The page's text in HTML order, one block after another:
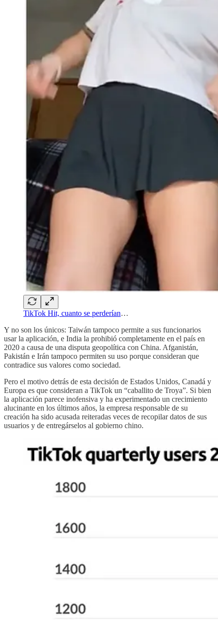
TikTok Hit, cuanto se perderían…
Y no son los únicos: Taiwán tampoco permite a sus funcionarios
usar la aplicación, e India la prohibió completamente en el país en
2020 a causa de una disputa geopolítica con China. Afganistán,
Pakistán e Irán tampoco permiten su uso porque consideran que
contradice sus valores como sociedad.
Pero el motivo detrás de esta decisión de Estados Unidos, Canadá y
Europa es que consideran a TikTok un “caballito de Troya”. Si bien
la aplicación parece inofensiva y ha experimentado un crecimiento
alucinante en los últimos años, la empresa responsable de su
creación ha sido acusada reiteradas veces de recopilar datos de sus
usuarios y de entregárselos al gobierno chino.